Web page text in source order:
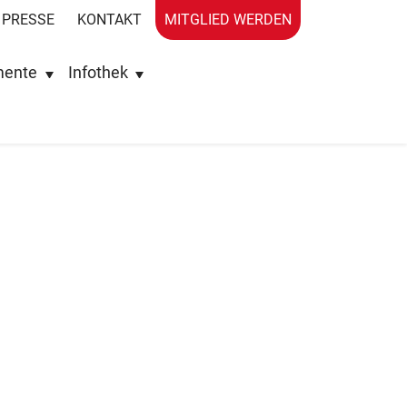
PRESSE KONTAKT MITGLIED WERDEN
Infothek